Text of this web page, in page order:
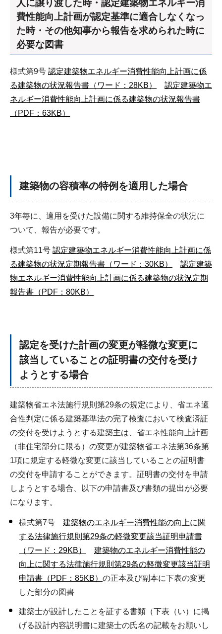
人に譲り渡した時・認定建築物エネルギー消
費性能向上計画が認定基準に適合しなくなっ
た時・その他知事から報告を求められた時に
必要な図書
様式第9号 認定建築物エネルギー消費性能向上計画に係
る建築物の状況報告書（ワード：28KB）
認定建築物エ
ネルギー消費性能向上計画に係る建築物の状況報告書
（PDF：63KB）
建築物の容積率の特例を適用した場合
3年毎に、適用を受けた設備に関する維持保全の状況に
ついて、報告が必要です。
様式第11号 認定建築物エネルギー消費性能向上計画に係
る建築物の状況定期報告書（ワード：30KB）
認定建築
物エネルギー消費性能向上計画に係る建築物の状況定期
報告書（PDF：80KB）
認定を受けた計画の変更が軽微な変更に
該当していることの証明書の交付を受け
ようとする場合
建築物省エネ法施行規則第29条の規定により、省エネ適
合性判定に係る建築基準法の完了検査において検査済証
の交付を受けようとする建築主は、省エネ性能向上計画
（非住宅部分に限る）の変更が建築物省エネ法第36条第
1項に規定する軽微な変更に該当していることの証明書
の交付を申請することができます。証明書の交付を申請
しようとする場合、以下の申請書及び書類の提出が必要
になります。
様式第7号 建築物のエネルギー消費性能の向上に関
する法律施行規則第29条の軽微変更該当証明申請書
（ワード：29KB）
建築物のエネルギー消費性能の
向上に関する法律施行規則第29条の軽微変更該当証明
申請書（PDF：85KB） の正本及び副本に下表の変更
した部分の図書
建築士が設計したことを証する書類（下表（い）に掲
げる設計内容説明書に建築士の氏名の記載をお願いし